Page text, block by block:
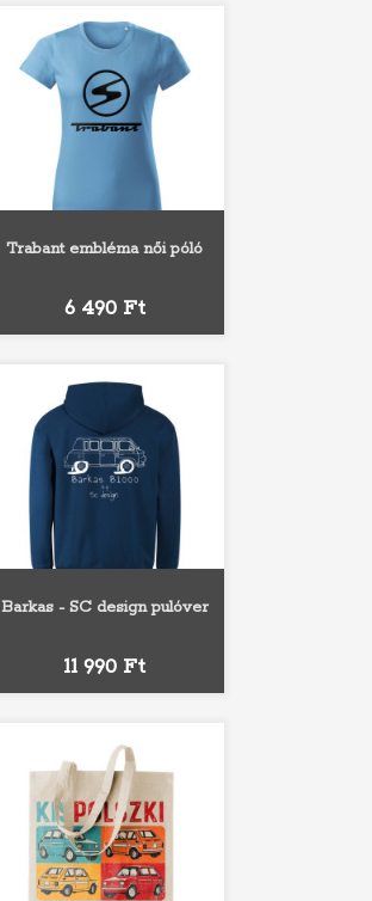
Trabant embléma női póló
Ár
6 490 Ft
Barkas - SC design pulóver
Ár
11 990 Ft